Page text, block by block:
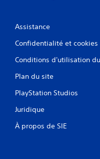
Assistance
Confidentialité et cookies
Conditions d'utilisation
Plan du site
PlayStation Studios
Juridique
À propos de SIE